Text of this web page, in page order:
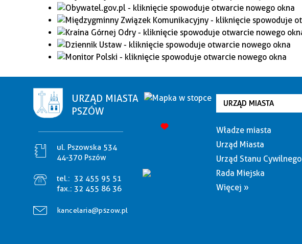
URZĄD MIASTA
PSZÓW
ul. Pszowska 534
44-370 Pszów
tel.: 32 455 95 51
fax.: 32 455 86 36
kancelaria@pszow.pl
URZĄD MIASTA
Władze miasta
Urząd Miasta
Urząd Stanu Cywilnego
Rada Miejska
Więcej »